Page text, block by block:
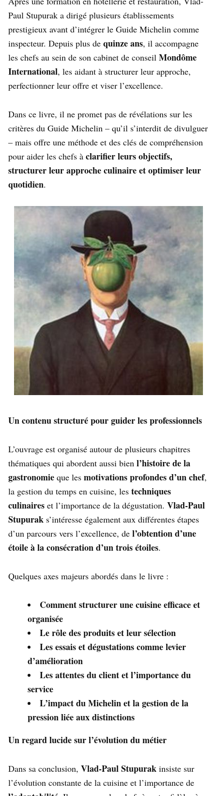
Paul Stupurak a dirigé plusieurs établissements
prestigieux avant d’intégrer le Guide Michelin comme
inspecteur. Depuis plus de quinze ans, il accompagne
les chefs au sein de son cabinet de conseil Mondôme
International, les aidant à structurer leur approche,
perfectionner leur offre et viser l’excellence.
Dans ce livre, il ne promet pas de révélations sur les
critères du Guide Michelin – qu’il s’interdit de divulguer
– mais offre une méthode et des clés de compréhension
pour aider les chefs à clarifier leurs objectifs,
structurer leur approche culinaire et optimiser leur
quotidien.
Un contenu structuré pour guider les professionnels
L’ouvrage est organisé autour de plusieurs chapitres
thématiques qui abordent aussi bien l’histoire de la
gastronomie que les motivations profondes d’un chef,
la gestion du temps en cuisine, les techniques
culinaires et l’importance de la dégustation. Vlad-Paul
Stupurak s’intéresse également aux différentes étapes
d’un parcours vers l’excellence, de l’obtention d’une
étoile à la consécration d’un trois étoiles.
Quelques axes majeurs abordés dans le livre :
Comment structurer une cuisine efficace et
organisée
Le rôle des produits et leur sélection
Les essais et dégustations comme levier
d’amélioration
Les attentes du client et l’importance du
service
L’impact du Michelin et la gestion de la
pression liée aux distinctions
Un regard lucide sur l’évolution du métier
Dans sa conclusion, Vlad-Paul Stupurak insiste sur
l’évolution constante de la cuisine et l’importance de